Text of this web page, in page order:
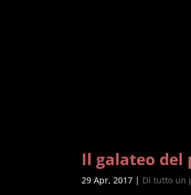
Il galateo del
29 Apr, 2017 | Di tutto un